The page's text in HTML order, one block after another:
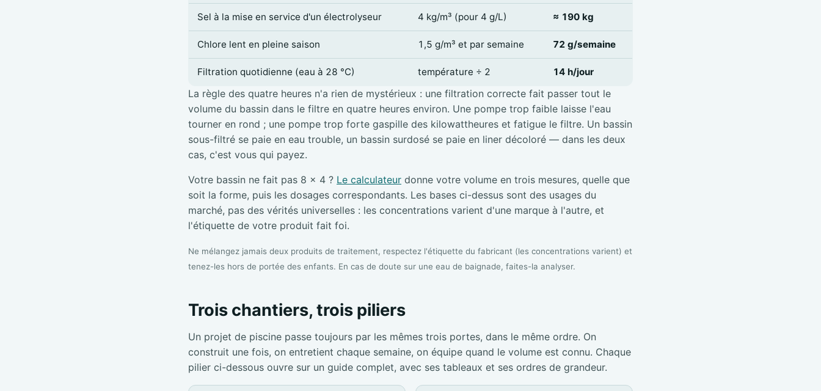
Sel à la mise en service d'un électrolyseur 4 kg/m³ (pour 4 g/L) ≈ 190 kg
Chlore lent en pleine saison 1,5 g/m³ et par semaine 72 g/semaine
Filtration quotidienne (eau à 28 °C) température ÷ 2 14 h/jour
La règle des quatre heures n'a rien de mystérieux : une filtration correcte fait passer tout le
volume du bassin dans le filtre en quatre heures environ. Une pompe trop faible laisse l'eau
tourner en rond ; une pompe trop forte gaspille des kilowattheures et fatigue le filtre. Un bassin
sous-filtré se paie en eau trouble, un bassin surdosé se paie en liner décoloré — dans les deux
cas, c'est vous qui payez.
Votre bassin ne fait pas 8 × 4 ? Le calculateur donne votre volume en trois mesures, quelle que
soit la forme, puis les dosages correspondants. Les bases ci-dessus sont des usages du
marché, pas des vérités universelles : les concentrations varient d'une marque à l'autre, et
l'étiquette de votre produit fait foi.
Ne mélangez jamais deux produits de traitement, respectez l'étiquette du fabricant (les concentrations varient) et
tenez-les hors de portée des enfants. En cas de doute sur une eau de baignade, faites-la analyser.
Trois chantiers, trois piliers
Un projet de piscine passe toujours par les mêmes trois portes, dans le même ordre. On
construit une fois, on entretient chaque semaine, on équipe quand le volume est connu. Chaque
pilier ci-dessous ouvre sur un guide complet, avec ses tableaux et ses ordres de grandeur.